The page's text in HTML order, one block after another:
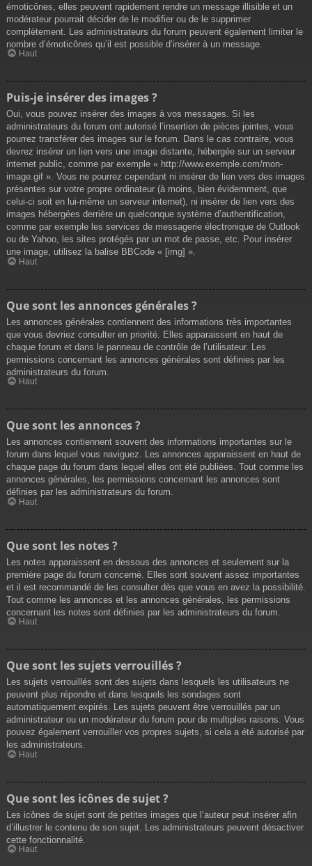
émoticônes, elles peuvent rapidement rendre un message illisible et un
modérateur pourrait décider de le modifier ou de le supprimer
complètement. Les administrateurs du forum peuvent également limiter le
nombre d’émoticônes qu’il est possible d’insérer à un message.
Haut
Puis-je insérer des images ?
Oui, vous pouvez insérer des images à vos messages. Si les
administrateurs du forum ont autorisé l’insertion de pièces jointes, vous
pourrez transférer des images sur le forum. Dans le cas contraire, vous
devrez insérer un lien vers une image distante, hébergée sur un serveur
internet public, comme par exemple « http://www.exemple.com/mon-
image.gif ». Vous ne pourrez cependant ni insérer de lien vers des images
présentes sur votre propre ordinateur (à moins, bien évidemment, que
celui-ci soit en lui-même un serveur internet), ni insérer de lien vers des
images hébergées derrière un quelconque système d’authentification,
comme par exemple les services de messagerie électronique de Outlook
ou de Yahoo, les sites protégés par un mot de passe, etc. Pour insérer
une image, utilisez la balise BBCode « [img] ».
Haut
Que sont les annonces générales ?
Les annonces générales contiennent des informations très importantes
que vous devriez consulter en priorité. Elles apparaissent en haut de
chaque forum et dans le panneau de contrôle de l’utilisateur. Les
permissions concernant les annonces générales sont définies par les
administrateurs du forum.
Haut
Que sont les annonces ?
Les annonces contiennent souvent des informations importantes sur le
forum dans lequel vous naviguez. Les annonces apparaissent en haut de
chaque page du forum dans lequel elles ont été publiées. Tout comme les
annonces générales, les permissions concernant les annonces sont
définies par les administrateurs du forum.
Haut
Que sont les notes ?
Les notes apparaissent en dessous des annonces et seulement sur la
première page du forum concerné. Elles sont souvent assez importantes
et il est recommandé de les consulter dès que vous en avez la possibilité.
Tout comme les annonces et les annonces générales, les permissions
concernant les notes sont définies par les administrateurs du forum.
Haut
Que sont les sujets verrouillés ?
Les sujets verrouillés sont des sujets dans lesquels les utilisateurs ne
peuvent plus répondre et dans lesquels les sondages sont
automatiquement expirés. Les sujets peuvent être verrouillés par un
administrateur ou un modérateur du forum pour de multiples raisons. Vous
pouvez également verrouiller vos propres sujets, si cela a été autorisé par
les administrateurs.
Haut
Que sont les icônes de sujet ?
Les icônes de sujet sont de petites images que l’auteur peut insérer afin
d’illustrer le contenu de son sujet. Les administrateurs peuvent désactiver
cette fonctionnalité.
Haut